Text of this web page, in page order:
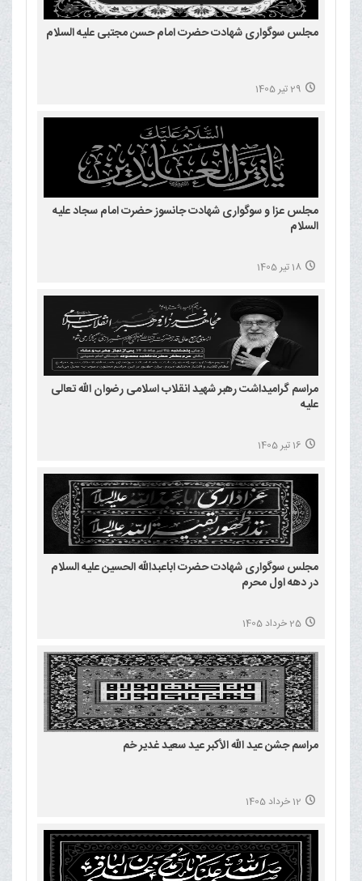
مجلس سوگواری شهادت حضرت امام حسن مجتبی علیه السلام
29 تیر 1405
مجلس عزا و سوگواری شهادت جانسوز حضرت امام سجاد علیه
السلام
18 تیر 1405
مراسم گرامیداشت رهبر شهید انقلاب اسلامی رضوان الله تعالی
علیه
16 تیر 1405
مجلس سوگواری شهادت حضرت اباعبدالله الحسین علیه السلام
در دهه اول محرم
25 خرداد 1405
مراسم جشن عید الله الأکبر عید سعید غدیر خم
12 خرداد 1405